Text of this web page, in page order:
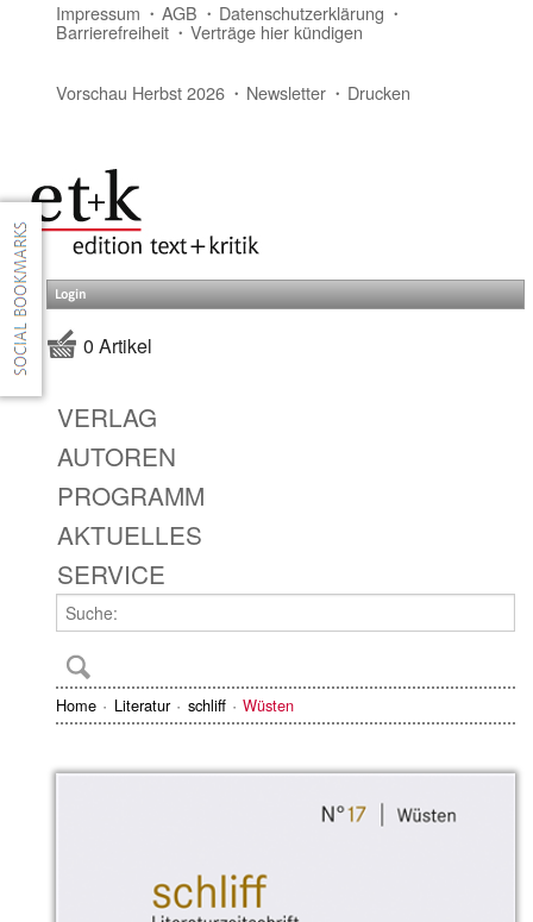
Impressum AGB Datenschutzerklärung
Barrierefreiheit Verträge hier kündigen
Vorschau Herbst 2026 Newsletter Drucken
Login
0 Artikel
VERLAG
AUTOREN
PROGRAMM
AKTUELLES
SERVICE
Home Literatur schliff Wüsten